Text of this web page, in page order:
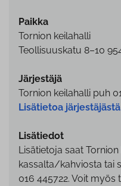
Paikka
Tornion keilahalli
Teollisuuskatu 8–10
Järjestäjä
Tornion keilahalli puh
Lisätietoa järjestäjästä
Lisätiedot
Lisätietoja saat
kassalta/kahviosta tai
016 445722. Voit